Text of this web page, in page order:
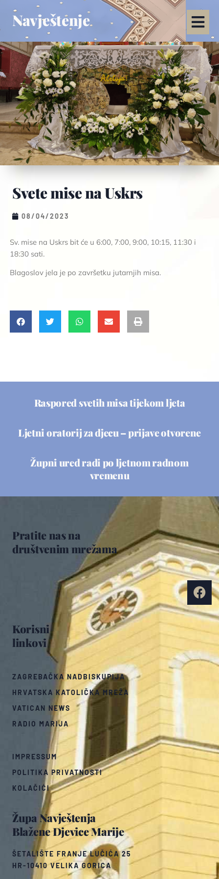
Navještenje
Svete mise na Uskrs
08/04/2023
Sv. mise na Uskrs bit će u 6:00, 7:00, 9:00, 10:15, 11:30 i
18:30 sati.
Blagoslov jela je po završetku jutarnjih misa.
Raspored svetih misa tijekom ljeta
Ljetni oratorij za djecu – prijave otvorene
Župni ured radi po ljetnom radnom
vremenu
Župa Navještenja
Blažene Djevice Marije
ŠETALIŠTE FRANJE LUČIĆA 25
HR-10410 VELIKA GORICA
Korisni
linkovi
ZAGREBAČKA NADBISKUPIJA
HRVATSKA KATOLIČKA MREŽA
VATICAN NEWS
RADIO MARIJA
IMPRESSUM
POLITIKA PRIVATNOSTI
KOLAČIĆI
Pratite nas na
društvenim mrežama